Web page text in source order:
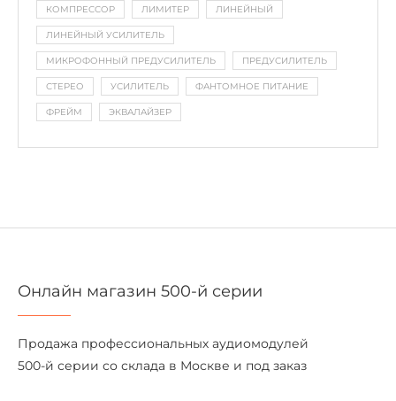
КОМПРЕССОР ЛИМИТЕР ЛИНЕЙНЫЙ
ЛИНЕЙНЫЙ УСИЛИТЕЛЬ
МИКРОФОННЫЙ ПРЕДУСИЛИТЕЛЬ ПРЕДУСИЛИТЕЛЬ
СТЕРЕО УСИЛИТЕЛЬ ФАНТОМНОЕ ПИТАНИЕ
ФРЕЙМ ЭКВАЛАЙЗЕР
Онлайн магазин 500-й серии
Продажа профессиональных аудиомодулей
500-й серии со склада в Москве и под заказ